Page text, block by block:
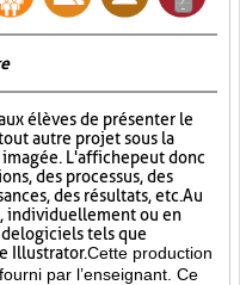
élèves de présenter le
autre projet sous la
L'affichepeut donc
des processus, des
des résultats, etc. Au
individuellement ou en
logiciels tels que
Illustrator.Cette production
par l’enseignant. Ce